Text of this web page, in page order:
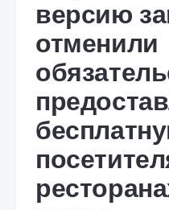
версию
отменили